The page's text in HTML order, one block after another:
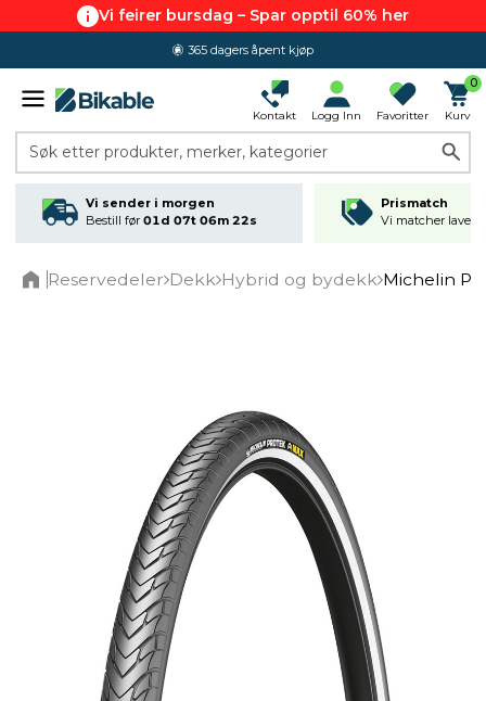
Vi feirer bursdag – Spar opptil 60% her
365 dagers åpent kjøp
Kontakt Logg Inn Favoritter
0
Kurv
Søk etter produkter, merker, kategorier
Vi sender i morgen
Bestill før 01d 07t 06m 22s
Prismatch
Vi matcher
Reservedeler Dekk Hybrid og bydekk Michelin